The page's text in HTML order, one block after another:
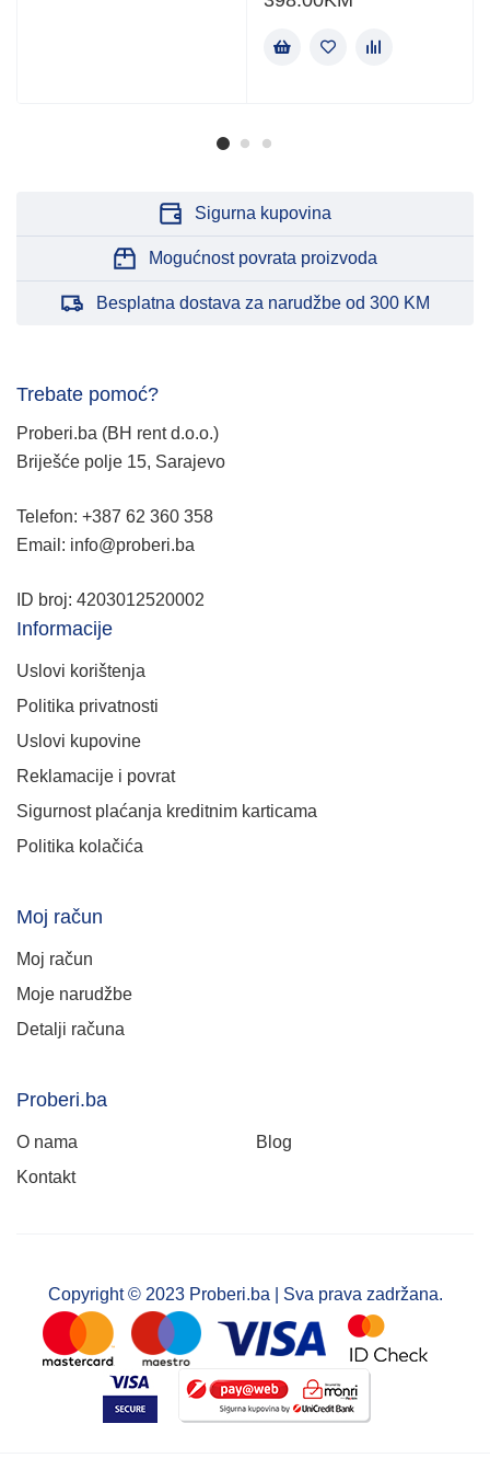
Sigurna kupovina
Mogućnost povrata proizvoda
Besplatna dostava za narudžbe od 300 KM
Trebate pomoć?
Proberi.ba (BH rent d.o.o.)
Briješće polje 15, Sarajevo
Telefon: +387 62 360 358
Email: info@proberi.ba
ID broj: 4203012520002
Informacije
Uslovi korištenja
Politika privatnosti
Uslovi kupovine
Reklamacije i povrat
Sigurnost plaćanja kreditnim karticama
Politika kolačića
Moj račun
Moj račun
Moje narudžbe
Detalji računa
Proberi.ba
O nama
Blog
Kontakt
Copyright © 2023 Proberi.ba | Sva prava zadržana.